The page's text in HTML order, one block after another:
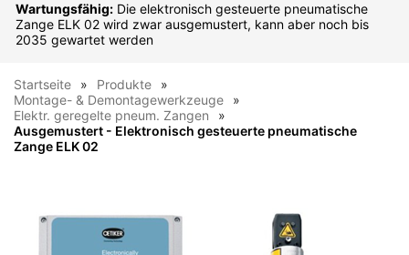
Wartungsfähig: Die elektronisch gesteuerte pneumatische
Zange ELK 02 wird zwar ausgemustert, kann aber noch bis
2035 gewartet werden
Startseite
Produkte
Montage- & Demontagewerkzeuge
Elektr. geregelte pneum. Zangen
Ausgemustert - Elektronisch gesteuerte pneumatische
Zange ELK 02